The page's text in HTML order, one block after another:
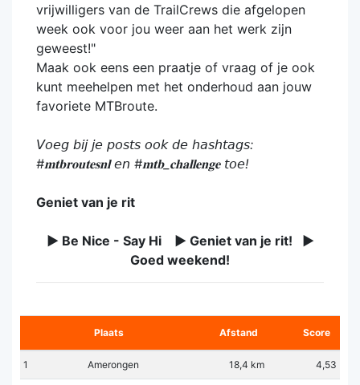
vrijwilligers van de TrailCrews die afgelopen
week ook voor jou weer aan het werk zijn
geweest!"
Maak ook eens een praatje of vraag of je ook
kunt meehelpen met het onderhoud aan jouw
favoriete MTBroute.
𝘝𝘰𝘦𝘨 𝘣𝘪𝘫 𝘫𝘦 𝘱𝘰𝘴𝘵𝘴 𝘰𝘰𝘬 𝘥𝘦 𝘩𝘢𝘴𝘩𝘵𝘢𝘨𝘴:
#𝐦𝐭𝐛𝐫𝐨𝐮𝐭𝐞𝐬𝐧𝐥 𝘦𝘯 #𝐦𝐭𝐛_𝐜𝐡𝐚𝐥𝐥𝐞𝐧𝐠𝐞 𝘵𝘰𝘦!
Geniet van je rit
► Be Nice - Say Hi ► Geniet van je rit! ►
Goed weekend!
Plaats Afstand Score
1 Amerongen 18,4 km 4,53